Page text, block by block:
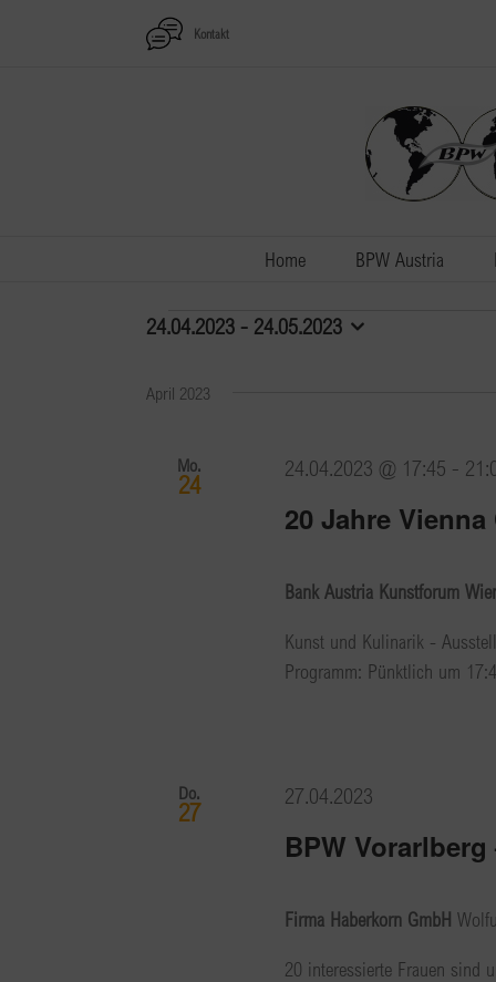
Kontakt
Home BPW Austria
Veranstaltungen
24.04.2023 - 24.05.2023
April 2023
Mo.
24
20 Jahre
24.04.2023 @ 17:45 -
Bank Austria Kunstforum
Kunst und Kulinarik -
Programm: Pünktlich um
Do.
27
BPW
27.04.2023
Firma Haberkorn GmbH
20 interessierte Frauen sind